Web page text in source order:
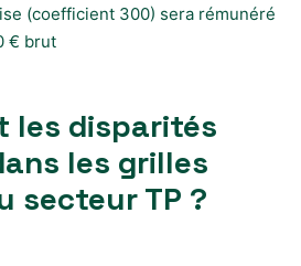
(coefficient 300) sera rémunéré
€ brut
les disparités
les grilles
secteur TP ?